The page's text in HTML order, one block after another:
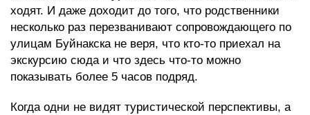
ходят. И даже доходит до того, что родственники
несколько раз перезванивают сопровождающего по
улицам Буйнакска не веря, что кто-то приехал на
экскурсию сюда и что здесь что-то можно
показывать более 5 часов подряд.
Когда одни не видят туристической перспективы, а